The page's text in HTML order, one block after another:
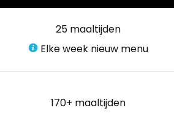
25 maaltijden
Elke week nieuw menu
170+ maaltijden